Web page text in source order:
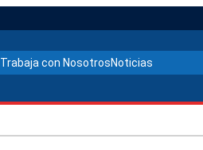
Trabaja con NosotrosNoticias